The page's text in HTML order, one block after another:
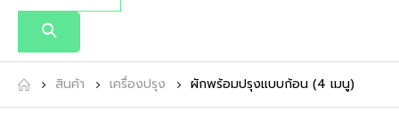
สินค้า เครื่องปรุง ผักพร้อมปรุงแบบก้อน (4 เมนู)